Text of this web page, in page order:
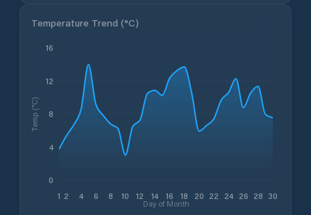
Temperature Trend (°C)
1 2 4 6 8 10 12 14 16 18 20 22 24 26 28 30
Day of Month
0
4
8
12
16
Temp (°C)